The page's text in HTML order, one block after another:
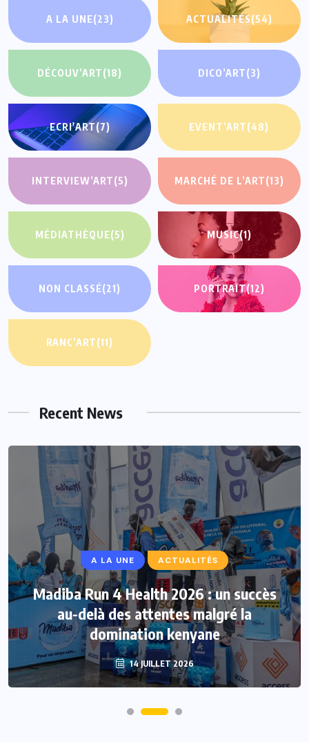
A LA UNE(23) ACTUALITÉS(54)
DÉCOUV’ART(18) DICO’ART(3)
ECRI'ART(7) EVENT’ART(48)
INTERVIEW’ART(5) MARCHÉ DE L’ART(13)
MÉDIATHÈQUE(5) MUSIC(1)
NON CLASSÉ(21) PORTRAIT(12)
RANC’ART(11)
Recent News
A LA UNE ACTUALITÉS
Madiba Run 4 Health 2026 : un succès
au-delà des attentes malgré la
domination kenyane
14 JUILLET 2026